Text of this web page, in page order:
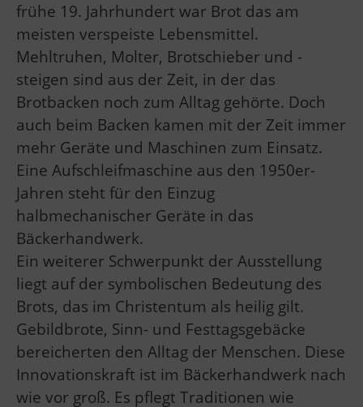
frühe 19. Jahrhundert war Brot das am
meisten verspeiste Lebensmittel.
Mehltruhen, Molter, Brotschieber und -
steigen sind aus der Zeit, in der das
Brotbacken noch zum Alltag gehörte. Doch
auch beim Backen kamen mit der Zeit immer
mehr Geräte und Maschinen zum Einsatz.
Eine Aufschleifmaschine aus den 1950er-
Jahren steht für den Einzug
halbmechanischer Geräte in das
Bäckerhandwerk.
Ein weiterer Schwerpunkt der Ausstellung
liegt auf der symbolischen Bedeutung des
Brots, das im Christentum als heilig gilt.
Gebildbrote, Sinn- und Festtagsgebäcke
bereicherten den Alltag der Menschen. Diese
Innovationskraft ist im Bäckerhandwerk nach
wie vor groß. Es pflegt Traditionen wie